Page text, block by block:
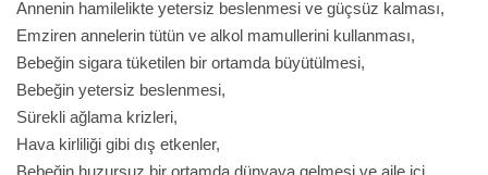
Annenin hamilelikte yetersiz beslenmesi ve güçsüz kalması,
Emziren annelerin tütün ve alkol mamullerini kullanması,
Bebeğin sigara tüketilen bir ortamda büyütülmesi,
Bebeğin yetersiz beslenmesi,
Sürekli ağlama krizleri,
Hava kirliliği gibi dış etkenler,